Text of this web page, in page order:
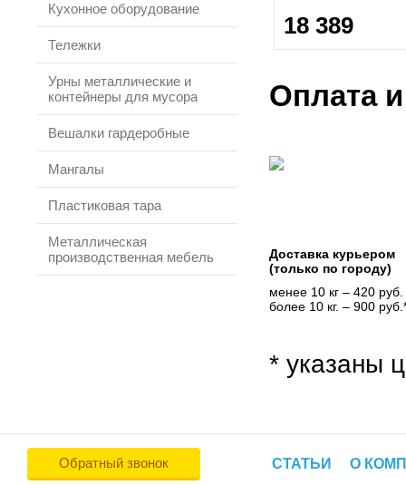
Кухонное оборудование
Тележки
Урны металлические и
контейнеры для мусора
Вешалки гардеробные
Мангалы
Пластиковая тара
Металлическая
производственная мебель
18 389
Оплата
Доставка курьером
(только по городу)
менее 10 кг – 420 руб.
более 10 кг. – 900
* указаны
Обратный звонок СТАТЬИ О